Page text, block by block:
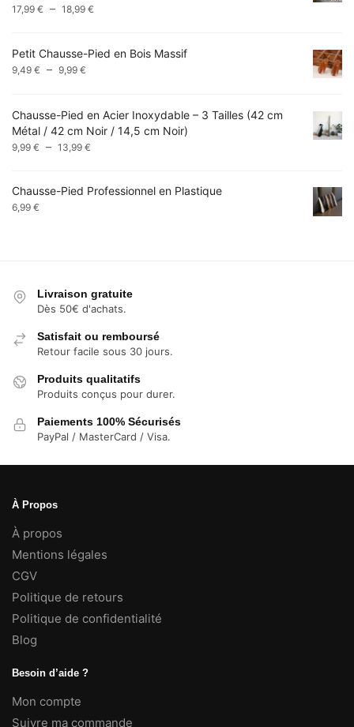
17,99 € – 18,99 €
17,99 €
Petit Chausse-Pied en Bois Massif
9,49 € – 9,99 €
9,49 €
à
9,99 €
Chausse-Pied en Acier Inoxydable – 3 Tailles (42 cm
Métal / 42 cm Noir / 14,5 cm Noir)
9,99 € – 13,99 €
9,99 €
Chausse-Pied Professionnel en Plastique
6,99 €
Livraison gratuite
Dès 50€ d'achats.
Satisfait ou remboursé
Retour facile sous 30 jours.
Produits qualitatifs
Produits conçus pour durer.
Paiements 100% Sécurisés
PayPal / MasterCard / Visa.
À Propos
À propos
Mentions légales
CGV
Politique de retours
Politique de confidentialité
Blog
Besoin d’aide ?
Mon compte
Suivre ma commande